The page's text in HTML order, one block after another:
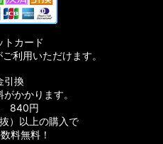
トカード
利用いただけます。
引換
かかります。
840円
）以上の購入で
料無料！